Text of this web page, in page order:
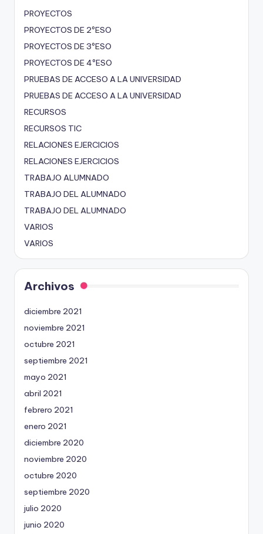
PROYECTOS
PROYECTOS DE 2ºESO
PROYECTOS DE 3ºESO
PROYECTOS DE 4ºESO
PRUEBAS DE ACCESO A LA UNIVERSIDAD
PRUEBAS DE ACCESO A LA UNIVERSIDAD
RECURSOS
RECURSOS TIC
RELACIONES EJERCICIOS
RELACIONES EJERCICIOS
TRABAJO ALUMNADO
TRABAJO DEL ALUMNADO
TRABAJO DEL ALUMNADO
VARIOS
VARIOS
Archivos
diciembre 2021
noviembre 2021
octubre 2021
septiembre 2021
mayo 2021
abril 2021
febrero 2021
enero 2021
diciembre 2020
noviembre 2020
octubre 2020
septiembre 2020
julio 2020
junio 2020